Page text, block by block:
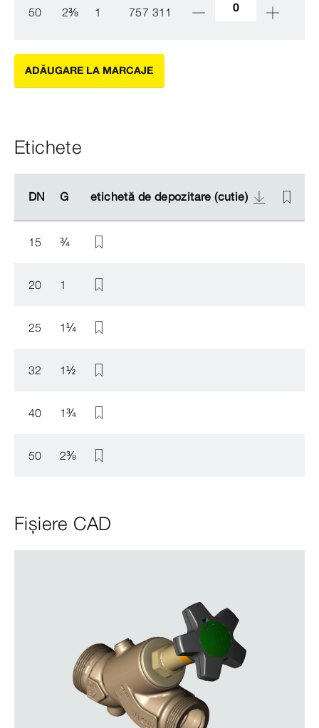
50 2⅜ 1 757 311
ADĂUGARE LA MARCAJE
Etichete
DN G etichetă de depozitare (cutie)
DN G etichetă de depozitare (cutie)
15 ¾
20 1
25 1¼
32 1½
40 1¾
50 2⅜
Fișiere CAD